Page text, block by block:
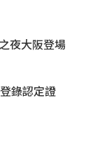
夜大阪登場
錄認定證